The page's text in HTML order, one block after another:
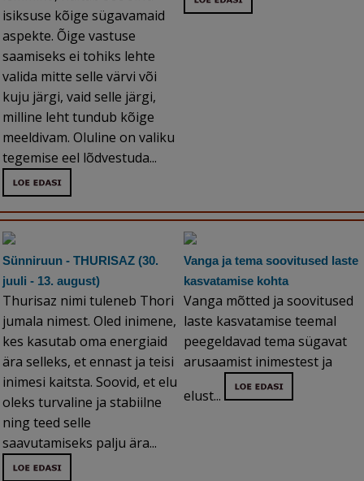
isiksuse kõige sügavamaid
aspekte. Õige vastuse
saamiseks ei tohiks lehte
valida mitte selle värvi või
kuju järgi, vaid selle järgi,
milline leht tundub kõige
meeldivam. Oluline on valiku
tegemise eel lõdvestuda...
Sünniruun - THURISAZ (30.
juuli - 13. august)
Thurisaz nimi tuleneb Thori
jumala nimest. Oled inimene,
kes kasutab oma energiaid
ära selleks, et ennast ja teisi
inimesi kaitsta. Soovid, et elu
oleks turvaline ja stabiilne
ning teed selle
saavutamiseks palju ära...
Vanga ja tema soovitused laste
kasvatamise kohta
Vanga mõtted ja soovitused
laste kasvatamise teemal
peegeldavad tema sügavat
arusaamist inimestest ja
elust...